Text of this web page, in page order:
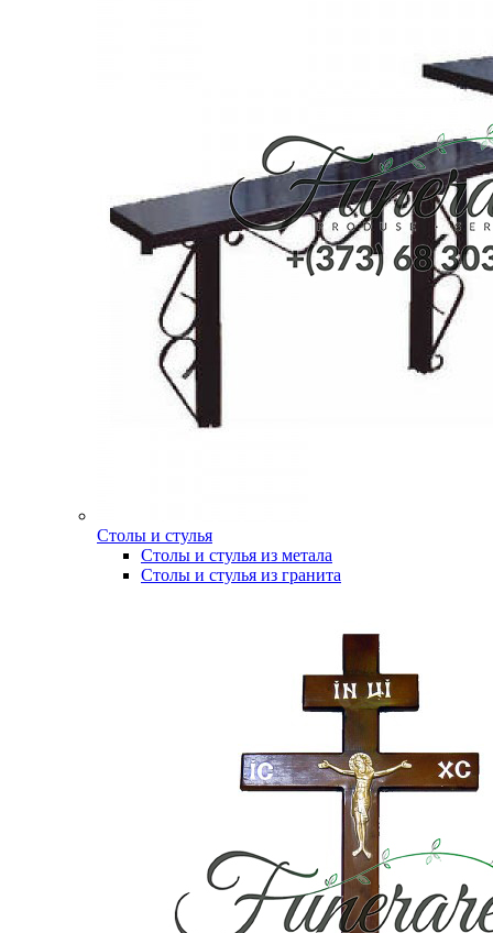
Столы и стулья
Столы и стулья из метала
Столы и стулья из гранита